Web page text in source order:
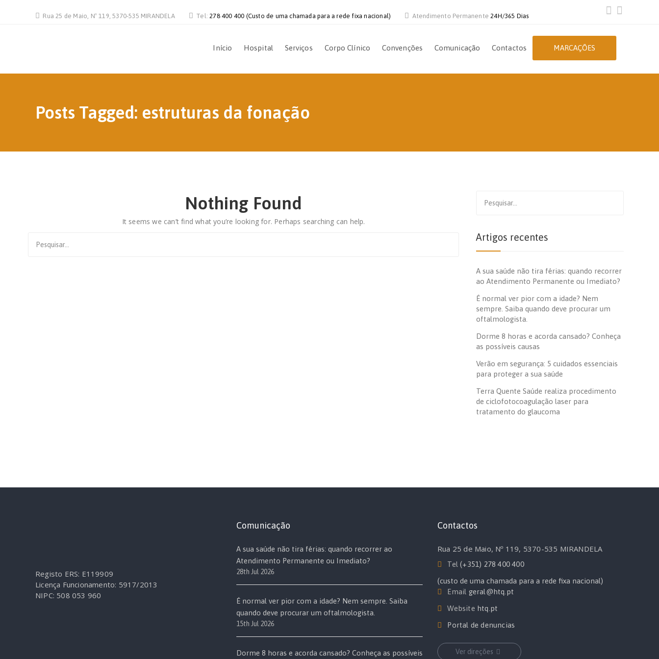
Rua 25 de Maio, Nº 119, 5370-535 MIRANDELA Tel:278 400 400 (Custo de uma chamada para a rede fixa nacional) Atendimento Permanente24H/365 Dias
Início Hospital Serviços Corpo Clínico Convenções Comunicação Contactos MARCAÇÕES
Posts Tagged: estruturas da fonação
Nothing Found
It seems we can’t find what you’re looking for. Perhaps searching can help.
for:
for:
Artigos recentes
A sua saúde não tira férias: quando recorrer
ao Atendimento Permanente ou Imediato?
É normal ver pior com a idade? Nem
sempre. Saiba quando deve procurar um
oftalmologista.
Dorme 8 horas e acorda cansado? Conheça
as possíveis causas
Verão em segurança: 5 cuidados essenciais
para proteger a sua saúde
Terra Quente Saúde realiza procedimento
de ciclofotocoagulação laser para
tratamento do glaucoma
Registo ERS: E119909
Licença Funcionamento: 5917/2013
NIPC: 508 053 960
Comunicação
A sua saúde não tira férias: quando recorrer ao
Atendimento Permanente ou Imediato?
28th Jul 2026
É normal ver pior com a idade? Nem sempre. Saiba
quando deve procurar um oftalmologista.
15th Jul 2026
Dorme 8 horas e acorda cansado? Conheça as possíveis
Contactos
Rua 25 de Maio, Nº 119, 5370-535 MIRANDELA
Tel(+351) 278 400 400
(custo de uma chamada para a rede fixa nacional)
Email geral@htq.pt
Website htq.pt
Portal de denuncias
Ver direções